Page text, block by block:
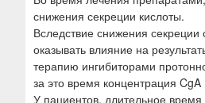
снижения секреции кислоты.
Вследствие снижения
оказывать влияние на
терапию ингибиторами
за это время концентрация
У пациентов, длительное